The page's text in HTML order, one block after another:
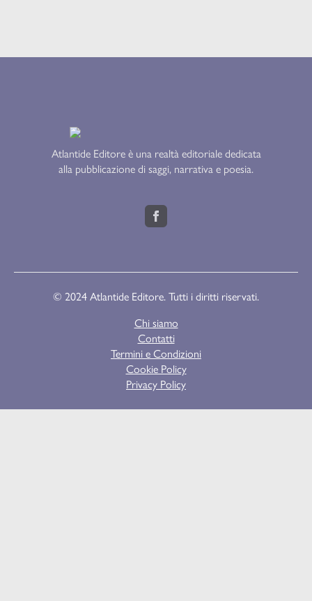
Atlantide Editore è una realtà editoriale dedicata
alla pubblicazione di saggi, narrativa e poesia.
© 2024 Atlantide Editore. Tutti i diritti riservati.
Chi siamo
Contatti
Termini e Condizioni
Cookie Policy
Privacy Policy